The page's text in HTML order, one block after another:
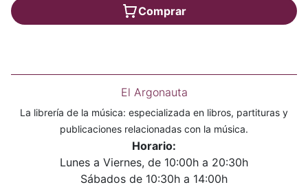
Comprar
El Argonauta
La librería de la música: especializada en libros, partituras y
publicaciones relacionadas con la música.
Horario:
Lunes a Viernes, de 10:00h a 20:30h
Sábados de 10:30h a 14:00h